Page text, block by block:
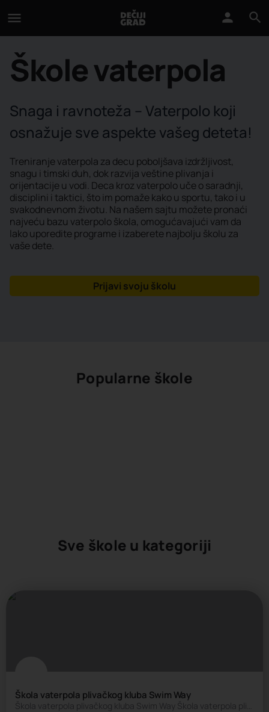
Škole vaterpola
Snaga i ravnoteža – Vaterpolo koji
osnažuje sve aspekte vašeg deteta!
Treniranje vaterpola za decu poboljšava izdržljivost,
snagu i timski duh, dok razvija veštine plivanja i
orijentacije u vodi. Deca kroz vaterpolo uče o saradnji,
disciplini i taktici, što im pomaže kako u sportu, tako i u
svakodnevnom životu. Na našem sajtu možete pronaći
najveću bazu vaterpolo škola, omogućavajući vam da
lako uporedite programe i izaberete najbolju školu za
vaše dete.
Prijavi svoju školu
Popularne škole
Sve škole u kategoriji
Škola vaterpola plivačkog kluba Swim Way
Škola vaterpola plivačkog kluba Swim Way Škola vaterpola plivačkog kluba Swim Way sa svojim stručnim kadrom…